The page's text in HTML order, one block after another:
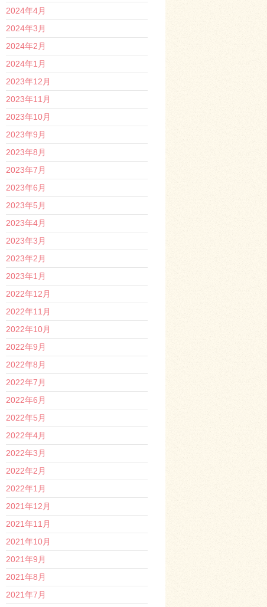
2024年4月
2024年3月
2024年2月
2024年1月
2023年12月
2023年11月
2023年10月
2023年9月
2023年8月
2023年7月
2023年6月
2023年5月
2023年4月
2023年3月
2023年2月
2023年1月
2022年12月
2022年11月
2022年10月
2022年9月
2022年8月
2022年7月
2022年6月
2022年5月
2022年4月
2022年3月
2022年2月
2022年1月
2021年12月
2021年11月
2021年10月
2021年9月
2021年8月
2021年7月